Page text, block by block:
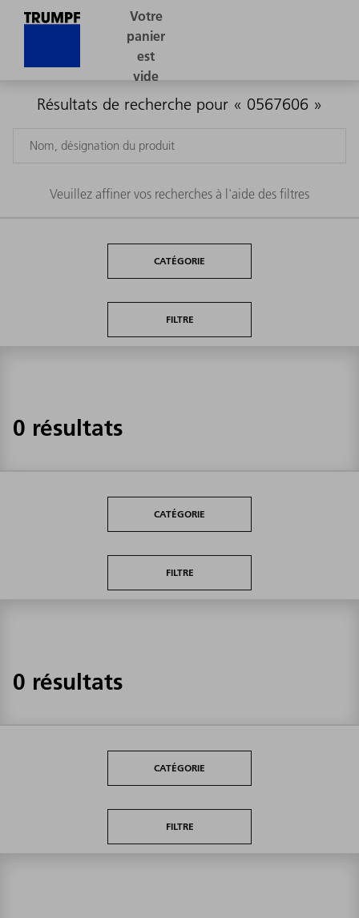
Résultats de recherche pour « 0567606 »
Veuillez affiner vos recherches à l'aide des filtres
CATÉGORIE
FILTRE
0 résultats
CATÉGORIE
FILTRE
0 résultats
CATÉGORIE
FILTRE